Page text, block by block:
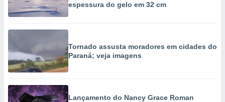
espessura do gelo em 32 cm
Tornado assusta moradores em cidades do
Paraná; veja imagens
Lançamento do Nancy Grace Roman